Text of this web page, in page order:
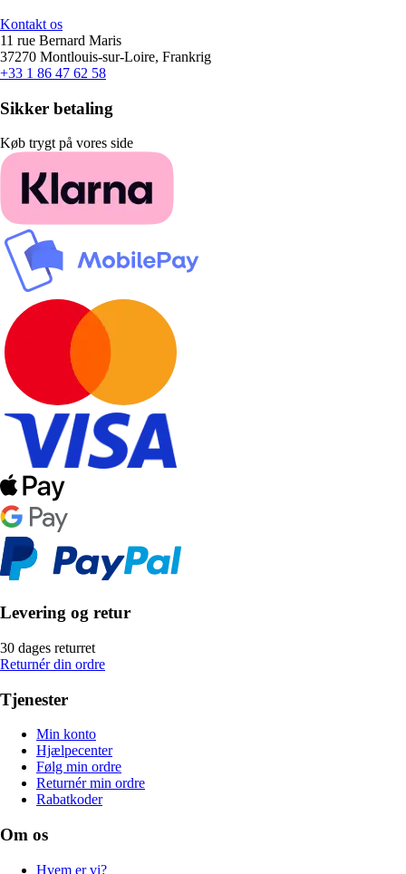
Kontakt os
11 rue Bernard Maris
37270 Montlouis-sur-Loire, Frankrig
+33 1 86 47 62 58
Sikker betaling
Køb trygt på vores side
Levering og retur
30 dages returret
Returnér din ordre
Tjenester
Min konto
Hjælpecenter
Følg min ordre
Returnér min ordre
Rabatkoder
Om os
Hvem er vi?